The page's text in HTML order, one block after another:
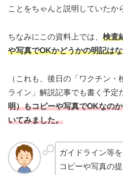
ことをちゃんと説明していたか
ちなみにこの資料上では、 検査
や写真でOKかどうかの明記は
（これも、後日の「ワクチン
ライン」解説記事でも書く予定
明）もコピーや写真でOKなの
いてみました。
ガイドライン等
コピーや写真の